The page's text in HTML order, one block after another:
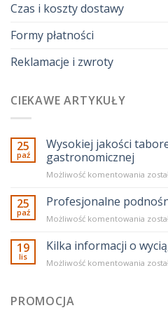
Czas i koszty dostawy
Formy płatności
Reklamacje i zwroty
CIEKAWE ARTYKUŁY
25
paź
Wysokiej jakości
gastronomicznej
Możliwość komentowania
dla
25
paź
Profesjonalne
Możliwość komentowania
19
lis
Kilka informacji o
Możliwość komentowania Kilka
PROMOCJA